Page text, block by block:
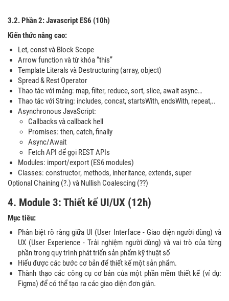
3.2. Phần 2: Javascript ES6 (10h)
Kiến thức nâng cao:
Let, const và Block Scope
Arrow function và từ khóa “this”
Template Literals và Destructuring (array, object)
Spread & Rest Operator
Thao tác với mảng: map, filter, reduce, sort, slice, await async…
Thao tác với String: includes, concat, startsWith, endsWith, repeat,..
Asynchronous JavaScript:
Callbacks và callback hell
Promises: then, catch, finally
Async/Await
Fetch API để gọi REST APIs
Modules: import/export (ES6 modules)
Classes: constructor, methods, inheritance, extends, super
Optional Chaining (?.) và Nullish Coalescing (??)
4. Module 3: Thiết kế UI/UX (12h)
Mục tiêu:
Phân biệt rõ ràng giữa UI (User Interface - Giao diện người dùng) và
UX (User Experience - Trải nghiệm người dùng) và vai trò của từng
phần trong quy trình phát triển sản phẩm kỹ thuật số
Hiểu được các bước cơ bản để thiết kế một sản phẩm.
Thành thạo các công cụ cơ bản của một phần mềm thiết kế (ví dụ:
Figma) để có thể tạo ra các giao diện đơn giản.